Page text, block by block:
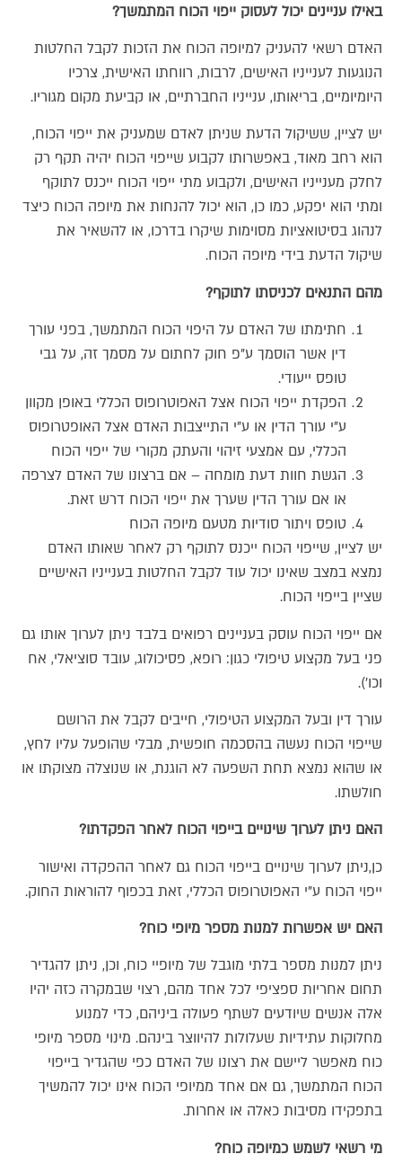
באילו עניינים יכול לעסוק ייפוי הכוח המתמשך?
האדם רשאי להעניק למיופה הכוח את הזכות לקבל החלטות
הנוגעות לענייניו האישים, לרבות, רווחתו האישית, צרכיו
היומיומיים, בריאותו, ענייניו החברתיים, או קביעת מקום מגוריו.
יש לציין, ששיקול הדעת שניתן לאדם שמעניק את ייפוי הכוח,
הוא רחב מאוד, באפשרותו לקבוע שייפוי הכוח יהיה תקף רק
לחלק מענייניו האישים, ולקבוע מתי ייפוי הכוח ייכנס לתוקף
ומתי הוא יפקע, כמו כן, הוא יכול להנחות את מיופה הכוח כיצד
לנהוג בסיטואציות מסוימות שיקרו בדרכו, או להשאיר את
שיקול הדעת בידי מיופה הכוח.
מהם התנאים לכניסתו לתוקף?
חתימתו של האדם על היפוי הכוח המתמשך, בפני עורך
דין אשר הוסמך ע"פ חוק לחתום על מסמך זה, על גבי
טופס ייעודי.
הפקדת ייפוי הכוח אצל האפוטרופוס הכללי באופן מקוון
ע"י עורך הדין או ע"י התייצבות האדם אצל האופטרופוס
הכללי, עם אמצעי זיהוי והעתק מקורי של ייפוי הכוח
הגשת חוות דעת מומחה – אם ברצונו של האדם לצרפה
או אם עורך הדין שערך את ייפוי הכוח דרש זאת.
טופס ויתור סודיות מטעם מיופה הכוח
יש לציין, שייפוי הכוח ייכנס לתוקף רק לאחר שאותו האדם
נמצא במצב שאינו יכול עוד לקבל החלטות בענייניו האישיים
שציין בייפוי הכוח.
אם ייפוי הכוח עוסק בעניינים רפואים בלבד ניתן לערוך אותו גם
פני בעל מקצוע טיפולי כגון: רופא, פסיכולוג, עובד סוציאלי, אח
וכו').
עורך דין ובעל המקצוע הטיפולי, חייבים לקבל את הרושם
שייפוי הכוח נעשה בהסכמה חופשית, מבלי שהופעל עליו לחץ,
או שהוא נמצא תחת השפעה לא הוגנת, או שנוצלה מצוקתו או
חולשתו.
האם ניתן לערוך שינויים בייפוי הכוח לאחר הפקדתו?
כן,ניתן לערוך שינויים בייפוי הכוח גם לאחר ההפקדה ואישור
ייפוי הכוח ע"י האפוטרופוס הכללי, זאת בכפוף להוראות החוק.
האם יש אפשרות למנות מספר מיופי כוח?
ניתן למנות מספר בלתי מוגבל של מיופיי כוח, וכן, ניתן להגדיר
תחום אחריות ספציפי לכל אחד מהם, רצוי שבמקרה כזה יהיו
אלה אנשים שיודעים לשתף פעולה ביניהם, כדי למנוע
מחלוקות עתידיות שעלולות להיווצר בינהם. מינוי מספר מיופי
כוח מאפשר ליישם את רצונו של האדם כפי שהגדיר בייפוי
הכוח המתמשך, גם אם אחד ממיופי הכוח אינו יכול להמשיך
בתפקידו מסיבות כאלה או אחרות.
מי רשאי לשמש כמיופה כוח?